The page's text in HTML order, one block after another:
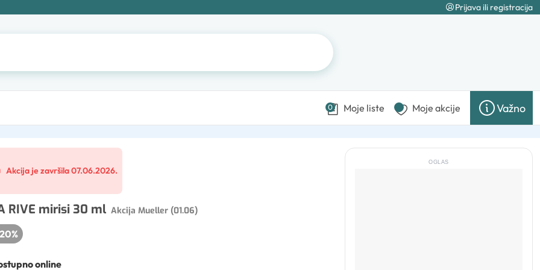
Prijava ili registracija
0 Moje liste Moje akcije Važno
Akcija je završila 07.06.2026.
RIVE mirisi 30 ml Akcija Mueller (01.06)
20%
online
OGLAS